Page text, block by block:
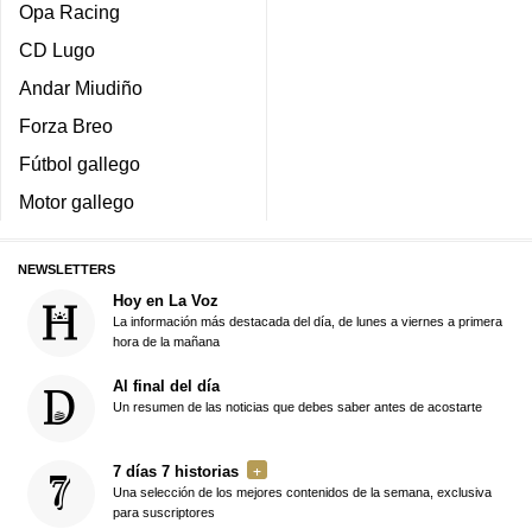
Opa Racing
CD Lugo
Andar Miudiño
Forza Breo
Fútbol gallego
Motor gallego
NEWSLETTERS
Hoy en La Voz
La información más destacada del día, de lunes a viernes a primera
hora de la mañana
Al final del día
Un resumen de las noticias que debes saber antes de acostarte
7 días 7 historias
Una selección de los mejores contenidos de la semana, exclusiva
para suscriptores